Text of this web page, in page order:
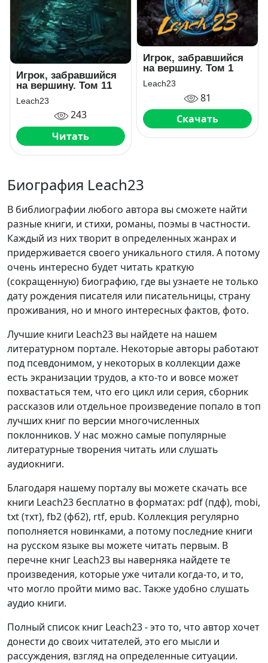
Игрок, забравшийся
на вершину. Том 11
Leach23
243
Читать
Игрок, забравшийся
на вершину. Том 1
Leach23
81
Скачать
Биография Leach23
В библиографии любого автора вы сможете найти
разные книги, и стихи, романы, поэмы в частности.
Каждый из них творит в определенных жанрах и
придерживается своего уникального стиля. А потому
очень интересно будет читать краткую
(сокращенную) биографию, где вы узнаете не только
дату рождения писателя или писательницы, страну
проживания, но и много интересных фактов, фото.
Лучшие книги Leach23 вы найдете на нашем
литературном портале. Некоторые авторы работают
под псевдонимом, у некоторых в коллекции даже
есть экранизации трудов, а кто-то и вовсе может
похвастаться тем, что его цикл или серия, сборник
рассказов или отдельное произведение попало в топ
лучших книг по версии многочисленных
поклонников. У нас можно самые популярные
литературные творения читать или слушать
аудиокниги.
Благодаря нашему порталу вы можете скачать все
книги Leach23 бесплатно в форматах: pdf (пдф), mobi,
txt (тхт), fb2 (фб2), rtf, epub. Коллекция регулярно
пополняется новинками, а потому последние книги
на русском языке вы можете читать первым. В
перечне книг Leach23 вы наверняка найдете те
произведения, которые уже читали когда-то, и то,
что могло пройти мимо вас. Также удобно слушать
аудио книги.
Полный список книг Leach23 - это то, что автор хочет
донести до своих читателей, это его мысли и
рассуждения, взгляд на определенные ситуации.